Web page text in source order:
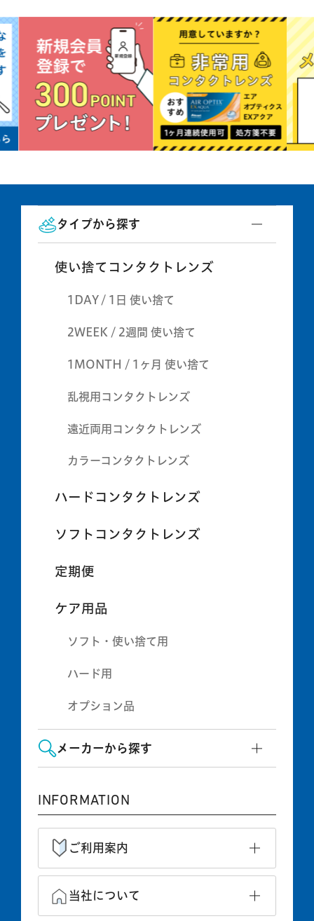
タイプから探す
使い捨てコンタクトレンズ
1DAY / 1日 使い捨て
2WEEK / 2週間 使い捨て
1MONTH / 1ヶ月 使い捨て
乱視用コンタクトレンズ
遠近両用コンタクトレンズ
カラーコンタクトレンズ
ハードコンタクトレンズ
ソフトコンタクトレンズ
定期便
ケア用品
ソフト・使い捨て用
ハード用
オプション品
メーカーから探す
INFORMATION
ご利用案内
当社について